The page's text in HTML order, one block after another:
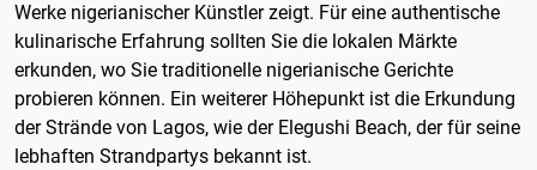
Werke nigerianischer Künstler zeigt. Für eine authentische
kulinarische Erfahrung sollten Sie die lokalen Märkte
erkunden, wo Sie traditionelle nigerianische Gerichte
probieren können. Ein weiterer Höhepunkt ist die Erkundung
der Strände von Lagos, wie der Elegushi Beach, der für seine
lebhaften Strandpartys bekannt ist.